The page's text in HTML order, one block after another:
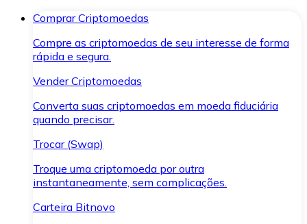
Comprar Criptomoedas
Compre as criptomoedas de seu interesse de forma
rápida e segura.
Vender Criptomoedas
Converta suas criptomoedas em moeda fiduciária
quando precisar.
Trocar (Swap)
Troque uma criptomoeda por outra
instantaneamente, sem complicações.
Carteira Bitnovo